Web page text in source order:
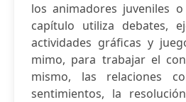
los animadores juveniles
capítulo utiliza debates,
actividades gráficas y
mimo, para trabajar el
mismo, las relaciones
sentimientos, la